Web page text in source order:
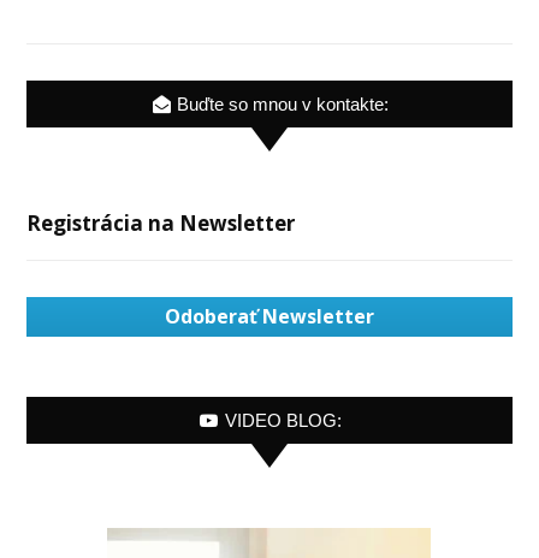
Buďte so mnou v kontakte:
Registrácia na Newsletter
Odoberať Newsletter
VIDEO BLOG: